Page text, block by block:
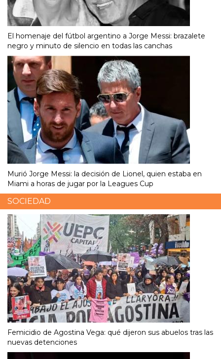
El homenaje del fútbol argentino a Jorge Messi: brazalete
negro y minuto de silencio en todas las canchas
Murió Jorge Messi: la decisión de Lionel, quien estaba en
Miami a horas de jugar por la Leagues Cup
SOCIEDAD
Femicidio de Agostina Vega: qué dijeron sus abuelos tras las
nuevas detenciones